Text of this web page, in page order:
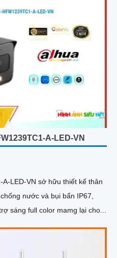
A-LED-VN
LED-VN sở hữu thiết kế thân
nước và bụi bẩn IP67,
sáng full color mamg lại cho...